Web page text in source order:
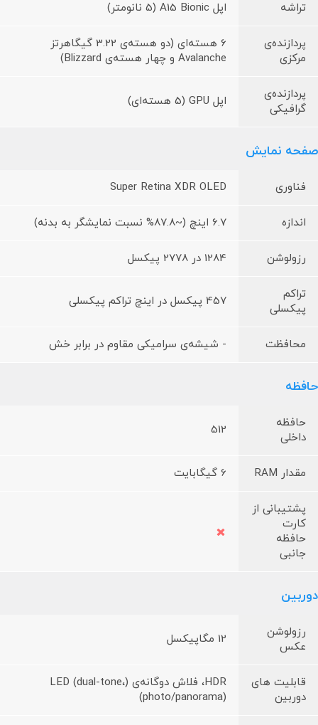
تراشه اپل A15 Bionic (5 نانومتر)
پردازنده‌ی
مرکزی
6 هسته‌ای (دو هسته‌ی 3.22 گیگاهرتز
Avalanche و چهار هسته‌ی Blizzard)
پردازنده‌ی
گرافیکی
اپل GPU (5 هسته‌ای)
صفحه نمایش
فناوری Super Retina XDR OLED
اندازه 6.7 اینچ (~87.8% نسبت نمایشگر به بدنه)
رزولوشن 1284 در 2778 پیکسل
تراکم
پیکسلی
457 پیکسل در اینچ تراکم پیکسلی
محافظت - شیشه‌ی سرامیکی مقاوم در برابر خش
حافظه
حافظه
داخلی
512
مقدار RAM 6 گیگابایت
پشتیبانی از
کارت
حافظه
جانبی
دوربین
رزولوشن
عکس
12 مگاپیکسل
قابلیت های
دوربین
HDR، فلاش دوگانه‌ی (LED (dual-tone،
(photo/panorama)